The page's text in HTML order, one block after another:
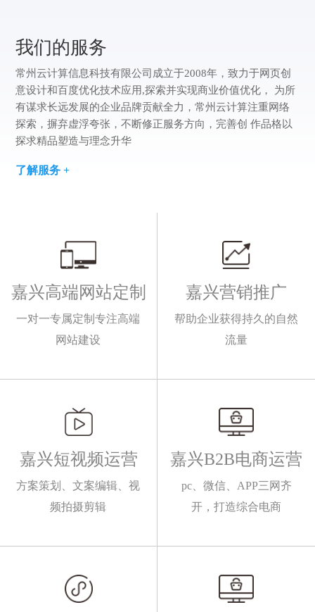
我们的服务
常州云计算信息科技有限公司成立于2008年，致力于网页创
意设计和百度优化技术应用,探索并实现商业价值优化， 为所
有谋求长远发展的企业品牌贡献全力，常州云计算注重网络
探索，摒弃虚浮夸张，不断修正服务方向，完善创 作品格以
探求精品塑造与理念升华
了解服务 +
嘉兴高端网站定制
一对一专属定制专注高端
网站建设
嘉兴营销推广
帮助企业获得持久的自然
流量
嘉兴短视频运营
方案策划、文案编辑、视
频拍摄剪辑
嘉兴B2B电商运营
pc、微信、APP三网齐
开，打造综合电商